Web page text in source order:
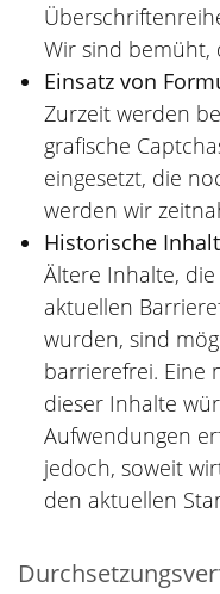
Wir sind bemüht,
Einsatz von
Zurzeit werden
grafische
eingesetzt, die
werden wir
Historische
Ältere Inhalte,
aktuellen
wurden, sind
barrierefrei. Eine
dieser Inhalte
Aufwendungen
jedoch, soweit
den aktuellen